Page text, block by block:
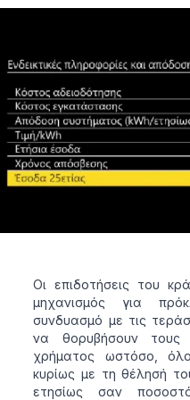
Οι επιδοτήσεις του
μηχανισμός για
συνδυασμό με τις
να θορυβήσουν
χρήματος ωστόσο,
κυρίως με τη θέλησή
ετησίως σαν